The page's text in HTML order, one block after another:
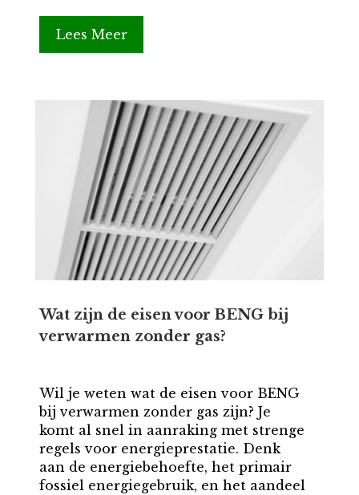
Lees Meer
Wat zijn de eisen voor BENG bij
verwarmen zonder gas?
Wil je weten wat de eisen voor BENG
bij verwarmen zonder gas zijn? Je
komt al snel in aanraking met strenge
regels voor energieprestatie. Denk
aan de energiebehoefte, het primair
fossiel energiegebruik, en het aandeel